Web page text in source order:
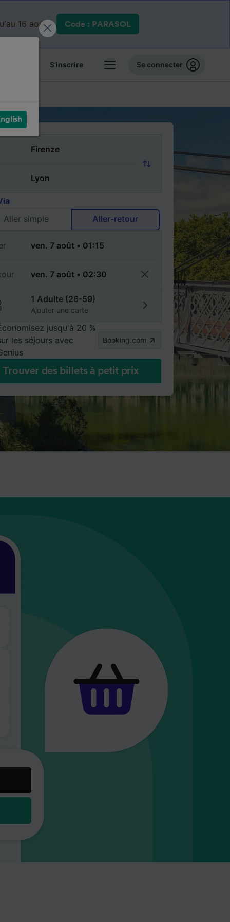
16 août. Code : PARASOL
S'inscrire Se connecter
Aller simple
Aller-retour
1 Adulte (26-59)
Ajouter une carte
jusqu'à 20 %
les séjours avec
Booking.com
Trouver des billets à petit prix